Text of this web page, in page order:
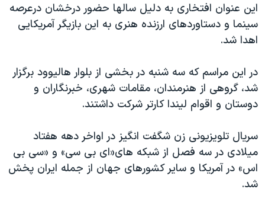
دادگاه حمید نوری
چهل سال گروگان‌گیری
اعتراضات مردمی آبان ۹۸
اسرائیل در جنگ
نرگس محمدی برنده جایزه نوبل صلح
همایش محافظه‌کاران آمریکا «سی‌پک»
صفحه‌های ویژه
سفر پرزیدنت ترامپ به چین
این عنوان افتخاری به دلیل سالها حضور درخشان درعرصه
سینما و دستاوردهای ارزنده هنری به این بازیگر آمریکایی
اهدا شد.
در این مراسم که سه شنبه در بخشی از بلوار هالیوود برگزار
شد، گروهی از هنرمندان، مقامات شهری، خبرنگاران و
دوستان و اقوام لیندا کارتر شرکت داشتند.
سریال تلویزیونی زن شگفت انگیز در اواخر دهه هفتاد
میلادی در سه فصل از شبکه های«ای بی سی» و «سی بی
اس» در آمریکا و سایر کشورهای جهان از جمله ایران پخش
شد.